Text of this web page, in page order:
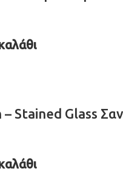
– Stained Glass